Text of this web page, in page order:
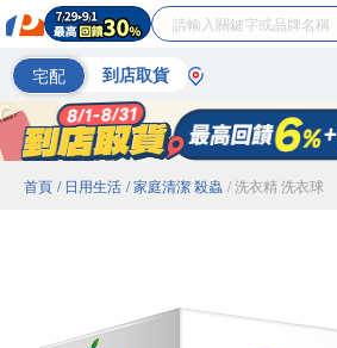
宅配 到店取貨
首頁 / 日用生活 / 家庭清潔 殺蟲 / 洗衣精 洗衣球